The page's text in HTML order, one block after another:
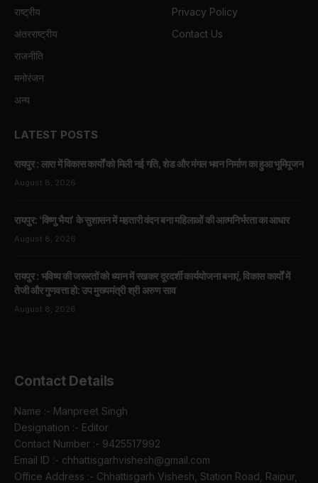
राष्ट्रीय
अंतरराष्ट्रीय
राजनीति
मनोरंजन
अन्य
Privacy Policy
Contact Us
LATEST POSTS
रायपुर : लारा में विकास कार्यों को मिली नई गति, शेड और मंगल भवन निर्माण का हुआ भूमिपूजन
August 8, 2026
रायपुर: ‘विष्णु भैया’ के सुशासन में महतारी वंदन बना महिलाओं की आत्मनिर्भरता का आधार
August 8, 2026
रायपुर : भविष्य की जरूरतों को ध्यान में रखकर दूरदर्शी कार्ययोजना बनाएं, विकास कार्यों में
तेजी और गुणवत्ता हो: उप मुख्यमंत्री श्री अरुण साव
August 8, 2026
Contact Details
Name :- Manpreet Singh
Designation :- Editor
Contact Number :- 9425517992
Email ID :- chhattisgarhvishesh@gmail.com
Office Address :- Chhattisgarh Vishesh, Station Road, Raipur,